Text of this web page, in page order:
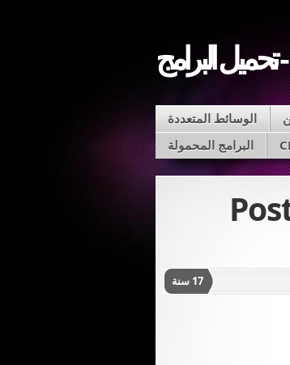
تحميل البرامج
الوسائط المتعددة
البرامج المحمولة
17 سنة